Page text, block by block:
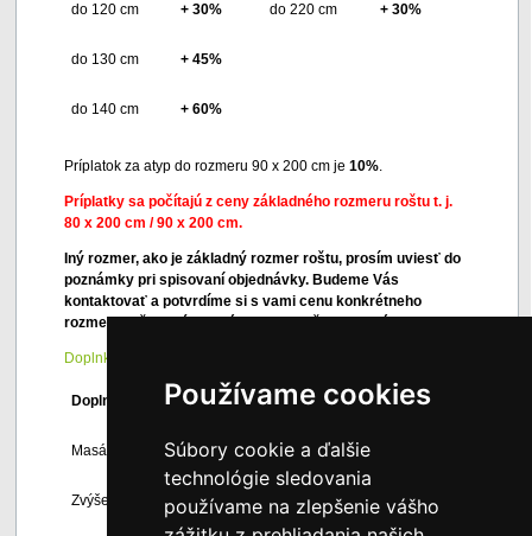
Používame cookies
Súbory cookie a ďalšie
technológie sledovania
používame na zlepšenie vášho
do 120 cm + 30% do 220 cm + 30%
do 130 cm + 45%
do 140 cm + 60%
Príplatok za atyp do rozmeru 90 x 200 cm je 10%.
Príplatky sa počítajú z ceny základného rozmeru roštu t. j.
80 x 200 cm / 90 x 200 cm.
Iný rozmer, ako je základný rozmer roštu, prosím uviesť do
poznámky pri spisovaní objednávky. Budeme Vás
kontaktovať a potvrdíme si s vami cenu konkrétneho
rozmeru roštu a tým aj záväznosť vašej objednávky.
Doplnky k lamelovým roštom s dreveným rámom
Doplnok Cena
Masážny set Ahorn 445 €
Zvýšenie bočníc 25 €